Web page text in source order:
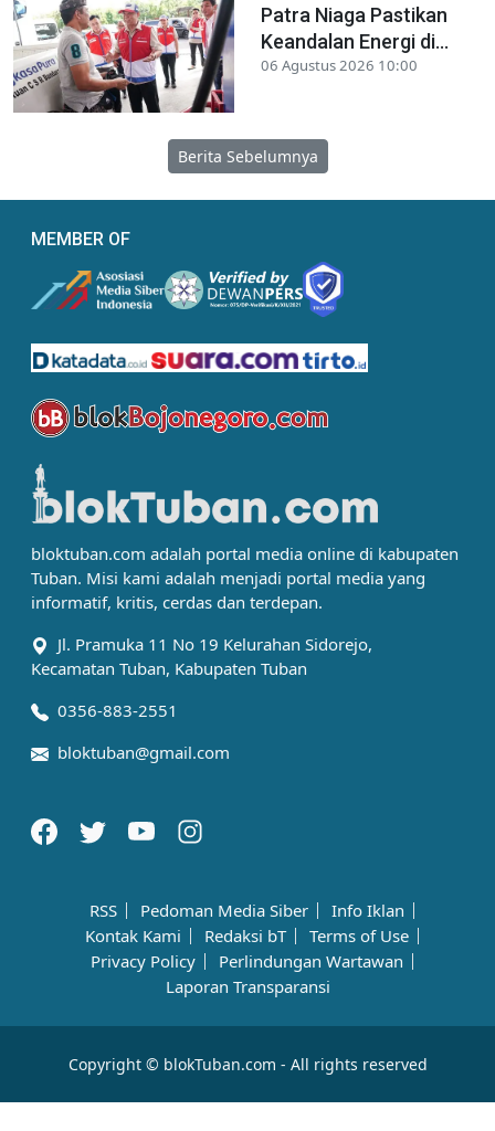
Patra Niaga Pastikan
Keandalan Energi di...
06 Agustus 2026 10:00
Berita Sebelumnya
MEMBER OF
bloktuban.com adalah portal media online di kabupaten
Tuban. Misi kami adalah menjadi portal media yang
informatif, kritis, cerdas dan terdepan.
Jl. Pramuka 11 No 19 Kelurahan Sidorejo,
Kecamatan Tuban, Kabupaten Tuban
0356-883-2551
bloktuban@gmail.com
RSS Pedoman Media Siber
Info Iklan
Kontak Kami
Redaksi bT
Terms of Use
Privacy Policy
Perlindungan Wartawan
Laporan Transparansi
Copyright © blokTuban.com - All rights reserved